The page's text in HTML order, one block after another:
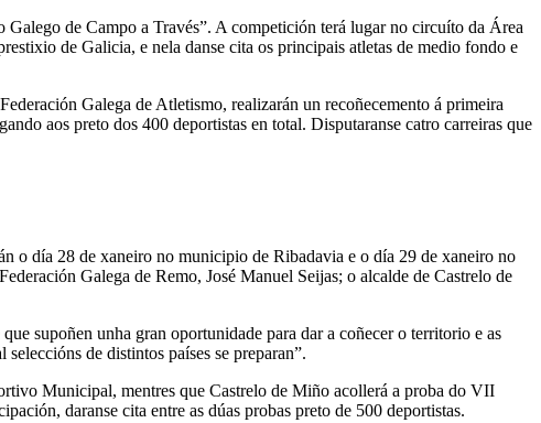
de Campo a Través”. A competición terá lugar no circuíto da Área
de Galicia, e nela danse cita os principais atletas de medio fondo e
Galega de Atletismo, realizarán un recoñecemento á primeira
aos preto dos 400 deportistas en total. Disputaranse catro carreiras que
o día 28 de xaneiro no municipio de Ribadavia e o día 29 de xaneiro no
Galega de Remo, José Manuel Seijas; o alcalde de Castrelo de
supoñen unha gran oportunidade para dar a coñecer o territorio e as
de distintos países se preparan”.
Municipal, mentres que Castrelo de Miño acollerá a proba do VII
daranse cita entre as dúas probas preto de 500 deportistas.